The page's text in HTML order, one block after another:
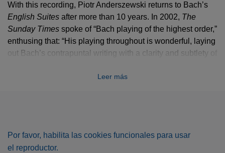
With this recording, Piotr Anderszewski returns to Bach’s
English Suites after more than 10 years. In 2002, The
Sunday Times spoke of “Bach playing of the highest order,”
enthusing that: “His playing throughout is wonderful, laying
out Bach’s contrapuntal writing with a clarity and subtlety of
technical exercises. His fingers dance in the Courantes
glorious disc. Simply glorious... A clear labour of love, and
one in which he shines new light on old music to
Leer más
Por favor, habilita las cookies funcionales para usar
el reproductor.